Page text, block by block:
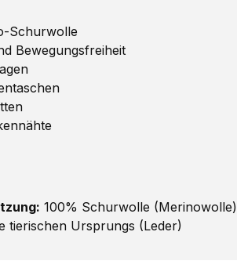
Schurwolle
Bewegungsfreiheit
100% Schurwolle (Merinowolle)
tierischen Ursprungs (Leder)